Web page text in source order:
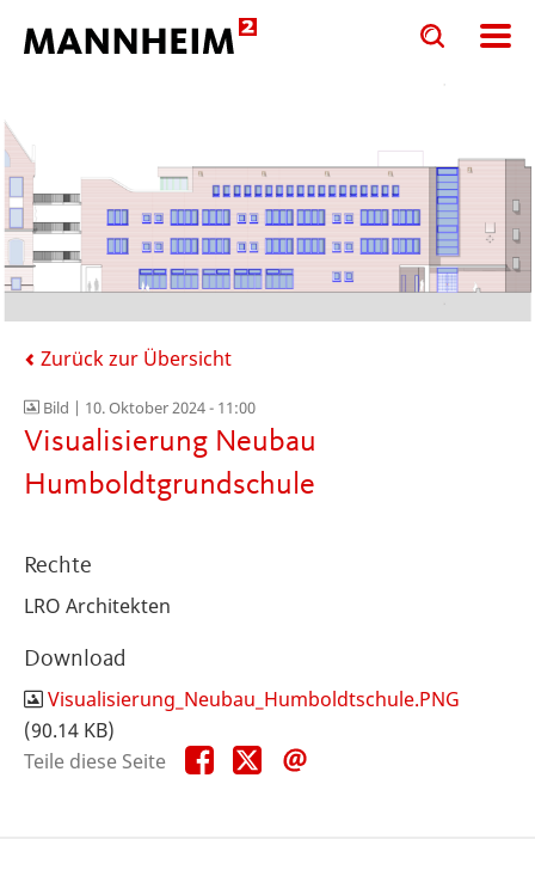
Toggle
search
form
Toggle
search
Zurück zur Übersicht
Bild | 10. Oktober 2024 - 11:00
Visualisierung Neubau
Humboldtgrundschule
Rechte
LRO Architekten
Download
Visualisierung_Neubau_Humboldtschule.PNG
(90.14 KB)
Teile diese Seite
Teile
diese
Teile
diese